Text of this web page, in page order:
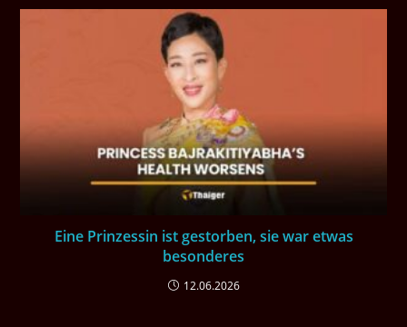
Eine Prinzessin ist gestorben, sie war etwas
besonderes
12.06.2026